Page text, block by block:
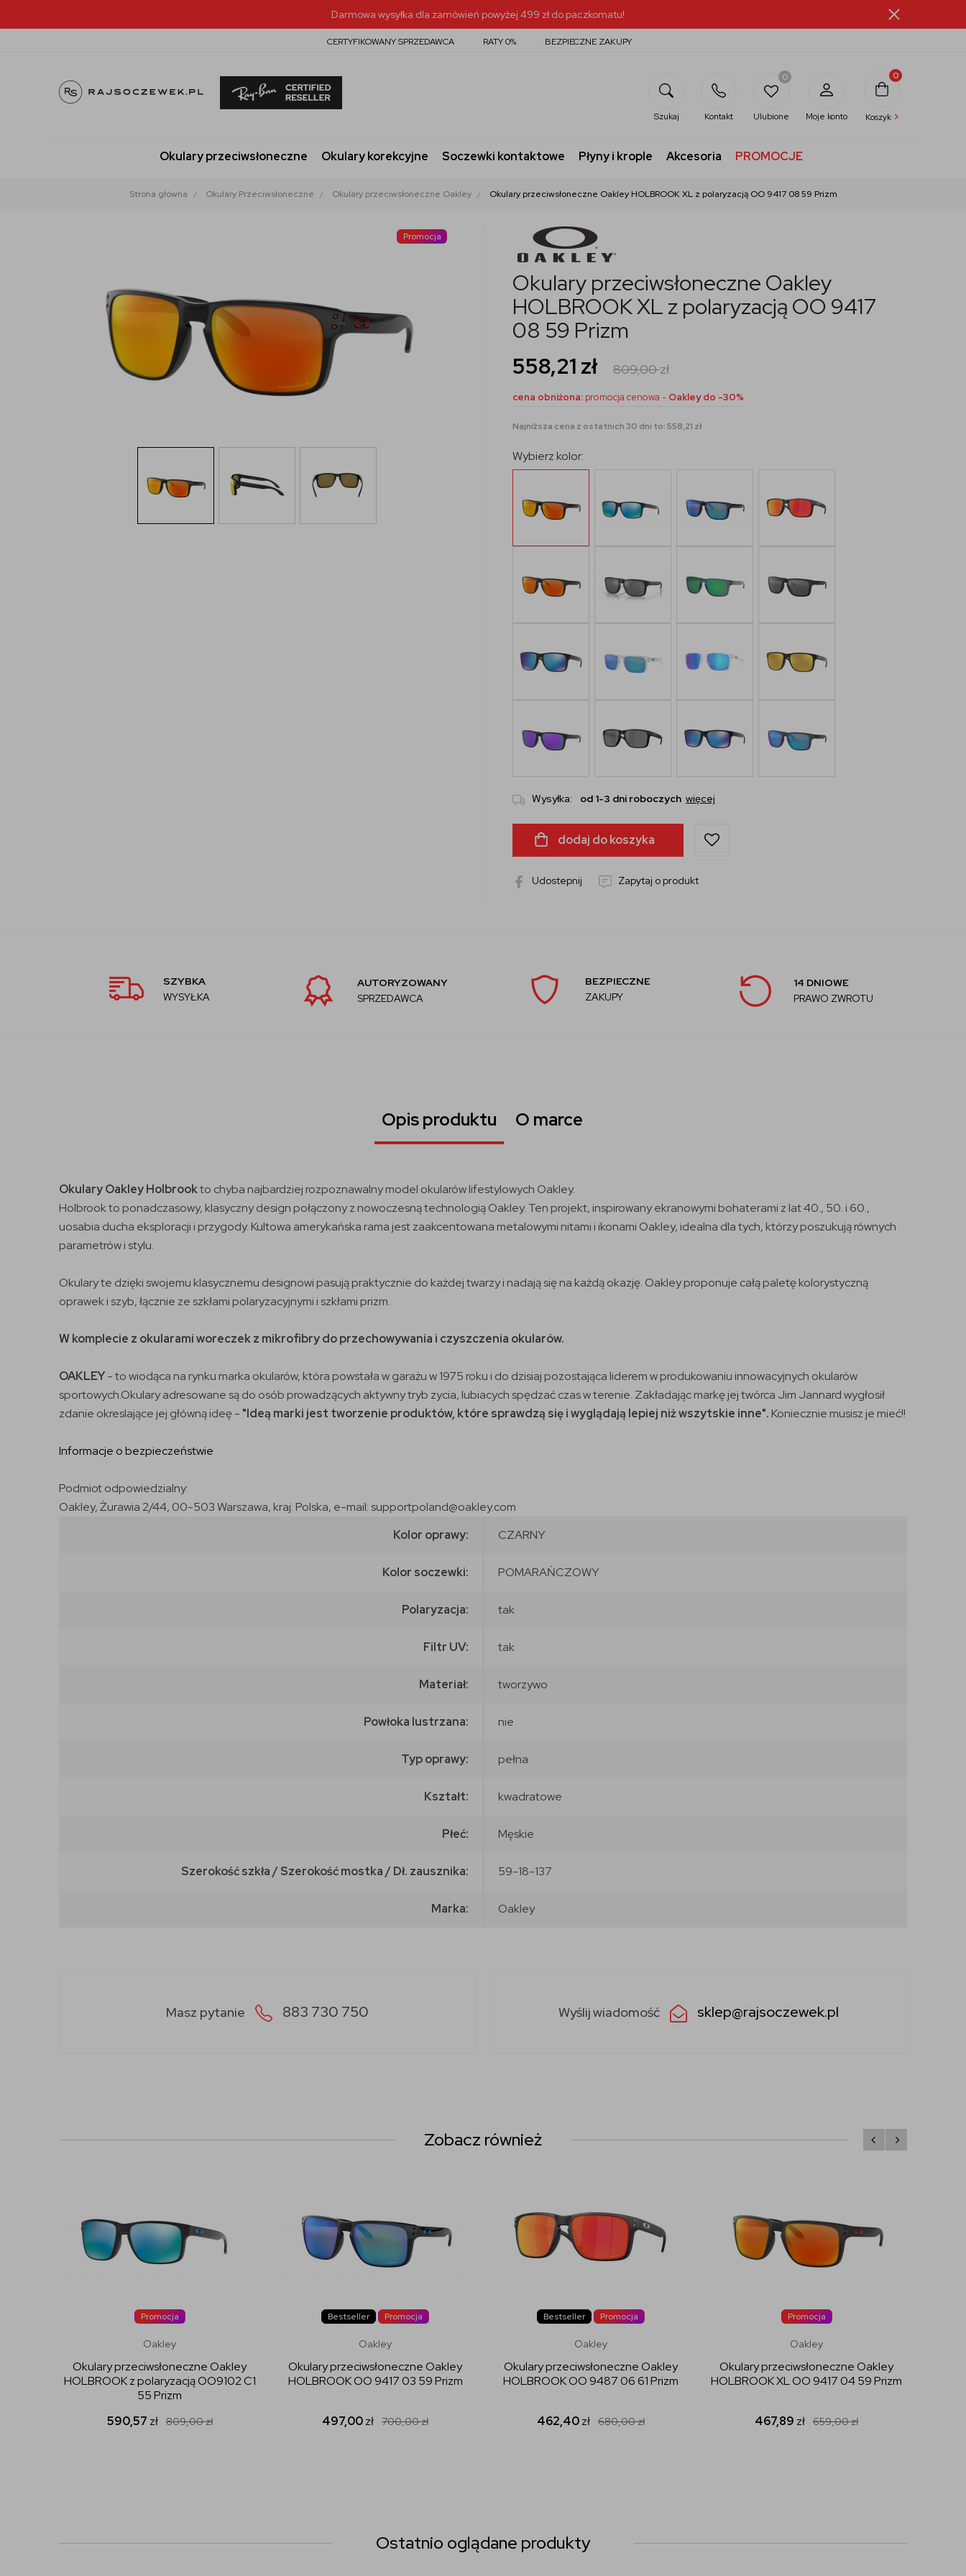
Darmowa wysyłka dla zamówień powyżej 499 zł do paczkomatu!
CERTYFIKOWANY SPRZEDAWCA RATY 0% BEZPIECZNE ZAKUPY
Szukaj Kontakt
0
Ulubione Moje konto
0
Koszyk >
Okulary przeciwsłoneczne Okulary korekcyjne Soczewki kontaktowe Płyny i krople Akcesoria PROMOCJE
Strona główna Okulary Przeciwsłoneczne Okulary przeciwsłoneczne Oakley Okulary przeciwsłoneczne Oakley HOLBROOK XL z polaryzacją OO 9417 08 59 Prizm
Promocja
Okulary przeciwsłoneczne Oakley
HOLBROOK XL z polaryzacją OO 9417
08 59 Prizm
558,21 zł 809,00zł
cena obniżona: promocja cenowa - Oakley do -30%
Najniższa cena z ostatnich 30 dni to: 558,21 zł
Wybierz kolor:
Wysyłka: od 1-3 dni roboczych więcej
dodaj do koszyka
Udostepnij Zapytaj o produkt
SZYBKA
WYSYŁKA
AUTORYZOWANY
SPRZEDAWCA
BEZPIECZNE
ZAKUPY
14 DNIOWE
PRAWO ZWROTU
Opis produktu O marce
Okulary Oakley Holbrookto chyba najbardziej rozpoznawalny model okularów lifestylowych Oakley.
Holbrook to ponadczasowy, klasyczny design połączony z nowoczesną technologią Oakley. Ten projekt, inspirowany ekranowymi bohaterami z lat 40., 50. i 60.,
uosabia ducha eksploracji i przygody. Kultowa amerykańska rama jest zaakcentowana metalowymi nitami i ikonami Oakley, idealna dla tych, którzy poszukują równych
parametrów i stylu.
Okulary te dzięki swojemu klasycznemu designowi pasują praktycznie do każdej twarzy i nadają się na każdą okazję. Oakley proponuje całą paletę kolorystyczną
oprawek i szyb, łącznie ze szkłami polaryzacyjnymi i szkłami prizm.
W komplecie z okularami woreczek z mikrofibry do przechowywania i czyszczenia okularów.
OAKLEY- to wiodąca na rynku marka okularów, która powstała w garażu w 1975 roku i do dzisiaj pozostająca liderem w produkowaniu innowacyjnych okularów
sportowych.Okulary adresowane są do osób prowadzących aktywny tryb zycia, lubiacych spędzać czas w terenie. Zakładając markę jej twórca Jim Jannard wygłosił
zdanie okreslające jej główną ideę - "Ideą marki jest tworzenie produktów, które sprawdzą się i wyglądają lepiej niż wszytskie inne". Koniecznie musisz je mieć!!
Informacje o bezpieczeństwie
Podmiot odpowiedzialny:
Oakley, Żurawia 2/44, 00-503 Warszawa, kraj: Polska, e-mail: supportpoland@oakley.com
Kolor oprawy:
CZARNY
Kolor soczewki: POMARAŃCZOWY
Polaryzacja: tak
Filtr UV: tak
Materiał: tworzywo
Powłoka lustrzana: nie
Typ oprawy: pełna
Kształt: kwadratowe
Płeć: Męskie
Szerokość szkła / Szerokość mostka / Dł. zausznika: 59-18-137
Marka: Oakley
Masz pytanie 883 730 750 Wyślij wiadomość sklep@rajsoczewek.pl
Zobacz również
Promocja
Oakley
Okulary przeciwsłoneczne Oakley
HOLBROOK z polaryzacją OO9102 C1
55 Prizm
590,57 zł 809,00zł
Bestseller Promocja
Oakley
Okulary przeciwsłoneczne Oakley
HOLBROOK OO 9417 03 59 Prizm
497,00zł 700,00zł
Bestseller Promocja
Oakley
Okulary przeciwsłoneczne Oakley
HOLBROOK OO 9487 06 61 Prizm
462,40zł 680,00zł
Promocja
Oakley
Okulary przeciwsłoneczne Oakley
HOLBROOK XL OO 9417 04 59 Prizm
467,89 zł 659,00zł
Ostatnio oglądane produkty